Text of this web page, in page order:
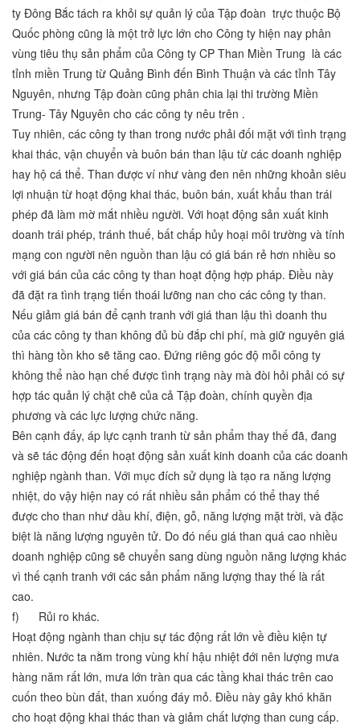
ty Đông Bắc tách ra khỏi sự quản lý của Tập đoàn trực thuộc Bộ
Quốc phòng cũng là một trở lực lớn cho Công ty hiện nay phân
vùng tiêu thụ sản phẩm của Công ty CP Than Miền Trung là các
tỉnh miền Trung từ Quảng Bình đến Bình Thuận và các tỉnh Tây
Nguyên, nhưng Tập đoàn cũng phân chia lại thi trường Miền
Trung- Tây Nguyên cho các công ty nêu trên .
Tuy nhiên, các công ty than trong nước phải đối mặt với tình trạng
khai thác, vận chuyển và buôn bán than lậu từ các doanh nghiệp
hay hộ cá thể. Than được ví như vàng đen nên những khoản siêu
lợi nhuận từ hoạt động khai thác, buôn bán, xuất khẩu than trái
phép đã làm mờ mắt nhiều người. Với hoạt động sản xuất kinh
doanh trái phép, tránh thuế, bất chấp hủy hoại môi trường và tính
mạng con người nên nguồn than lậu có giá bán rẻ hơn nhiều so
với giá bán của các công ty than hoạt động hợp pháp. Điều này
đã đặt ra tình trạng tiến thoái lưỡng nan cho các công ty than.
Nếu giảm giá bán để cạnh tranh với giá than lậu thì doanh thu
của các công ty than không đủ bù đắp chi phí, mà giữ nguyên giá
thì hàng tồn kho sẽ tăng cao. Đứng riêng góc độ mỗi công ty
không thể nào hạn chế được tình trạng này mà đòi hỏi phải có sự
hợp tác quản lý chặt chẽ của cả Tập đoàn, chính quyền địa
phương và các lực lượng chức năng.
Bên cạnh đấy, áp lực cạnh tranh từ sản phẩm thay thế đã, đang
và sẽ tác động đến hoạt động sản xuất kinh doanh của các doanh
nghiệp ngành than. Với mục đích sử dụng là tạo ra năng lượng
nhiệt, do vậy hiện nay có rất nhiều sản phẩm có thể thay thế
được cho than như dầu khí, điện, gỗ, năng lượng mặt trời, và đặc
biệt là năng lượng nguyên tử. Do đó nếu giá than quá cao nhiều
doanh nghiệp cũng sẽ chuyển sang dùng nguồn năng lượng khác
vì thế cạnh tranh với các sản phẩm năng lượng thay thế là rất
cao.
f) Rủi ro khác.
Hoạt động ngành than chịu sự tác động rất lớn về điều kiện tự
nhiên. Nước ta nằm trong vùng khí hậu nhiệt đới nên lượng mưa
hàng năm rất lớn, mưa lớn tràn qua các tầng khai thác trên cao
cuốn theo bùn đất, than xuống đáy mỏ. Điều này gây khó khăn
cho hoạt động khai thác than và giảm chất lượng than cung cấp.